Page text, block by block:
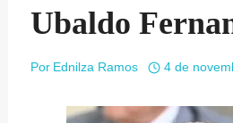
Ubaldo
Por Ednilza Ramos 4 de